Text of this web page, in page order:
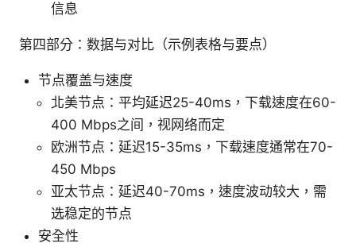
信息
第四部分：数据与对比（示例表格与要点）
节点覆盖与速度
北美节点：平均延迟25-40ms，下载速度在60-
400 Mbps之间，视网络而定
欧洲节点：延迟15-35ms，下载速度通常在70-
450 Mbps
亚太节点：延迟40-70ms，速度波动较大，需
选稳定的节点
安全性